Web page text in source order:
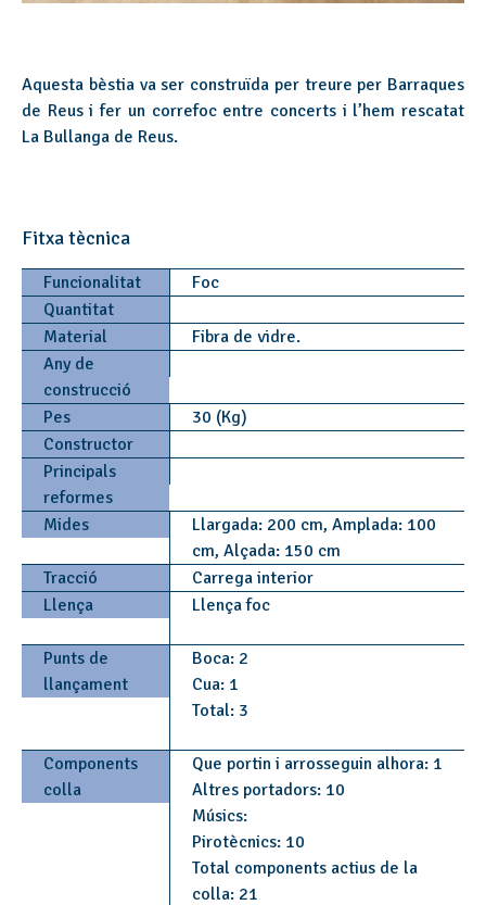
Aquesta bèstia va ser construïda per treure per Barraques
de Reus i fer un correfoc entre concerts i l’hem rescatat
La Bullanga de Reus.
Fitxa tècnica
Funcionalitat
Foc
Quantitat
Material
Fibra de vidre.
Any de
construcció
Pes
30 (Kg)
Constructor
Principals
reformes
Mides
Llargada: 200 cm, Amplada: 100
cm, Alçada: 150 cm
Tracció
Carrega interior
Llença
Llença foc
Punts de
llançament
Boca: 2
Cua: 1
Total: 3
Components
colla
Que portin i arrosseguin alhora: 1
Altres portadors: 10
Músics:
Pirotècnics: 10
Total components actius de la
colla: 21